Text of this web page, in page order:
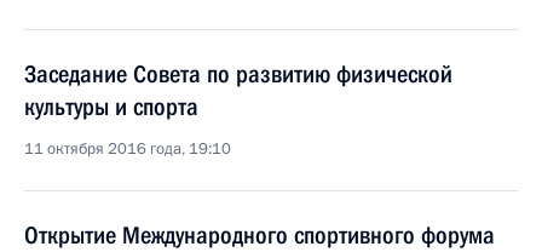
Заседание Совета по развитию физической
культуры и спорта
11 октября 2016 года, 19:10
Открытие Международного спортивного форума